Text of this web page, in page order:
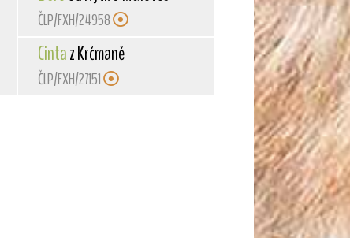
ČLP/FXH/24958
Cintaz Krčmaně
ČLP/FXH/27151